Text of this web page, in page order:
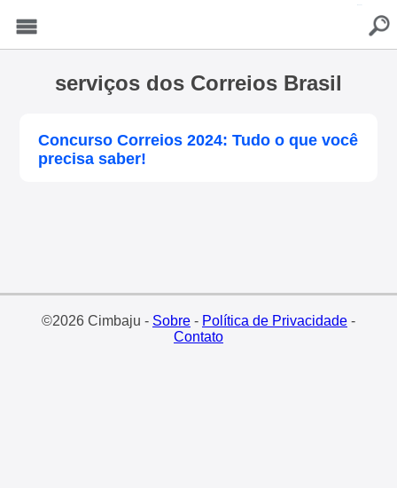
serviços dos Correios Brasil
Concurso Correios 2024: Tudo o que você
precisa saber!
©2026 Cimbaju - Sobre- Política de Privacidade-
Contato